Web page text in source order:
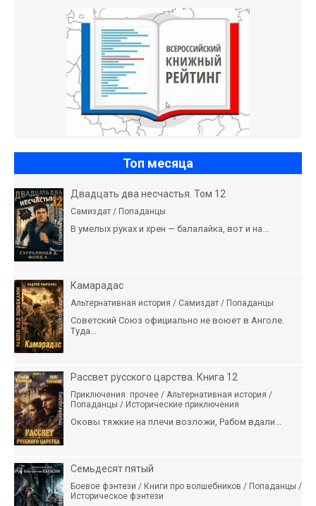
Топ месяца
Двадцать два несчастья. Том 12
Самиздат / Попаданцы
В умелых руках и хрен — балалайка, вот и на...
Камарадас
Альтернативная история / Самиздат / Попаданцы
Советский Союз официально не воюет в Анголе.
Туда...
Рассвет русского царства. Книга 12
Приключения: прочее / Альтернативная история /
Попаданцы / Исторические приключения
Оковы тяжкие на плечи возложи, Рабом вдали...
Семьдесят пятый
Боевое фэнтези / Книги про волшебников / Попаданцы /
Историческое фэнтези